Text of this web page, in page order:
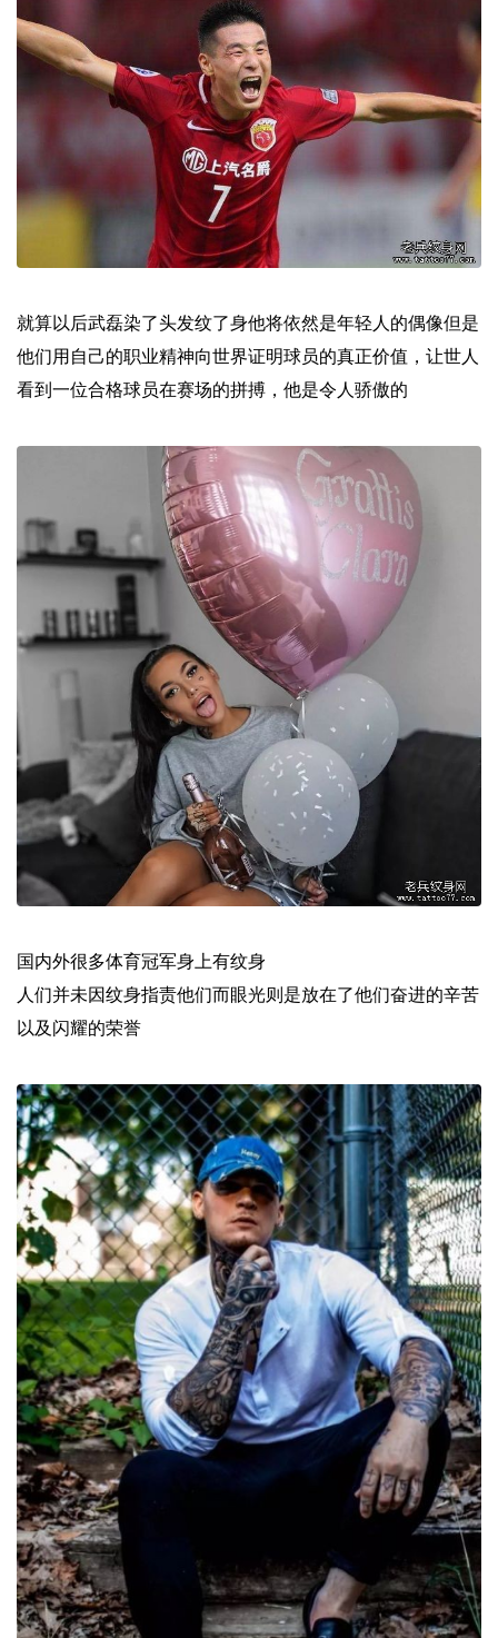
就算以后武磊染了头发纹了身他将依然是年轻人的偶像但是
他们用自己的职业精神向世界证明球员的真正价值，让世人
看到一位合格球员在赛场的拼搏，他是令人骄傲的
国内外很多体育冠军身上有纹身
人们并未因纹身指责他们而眼光则是放在了他们奋进的辛苦
以及闪耀的荣誉